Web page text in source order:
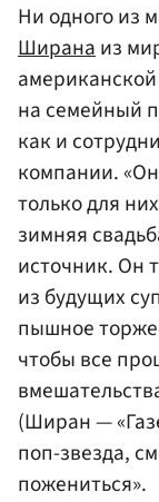
Ни одного из
Ширанаиз
на семейный
как и
компании.
только для
зимняя
источник. Он
из будущих
пышное
чтобы все
(Ширан —
поп-звезда,
пожениться».